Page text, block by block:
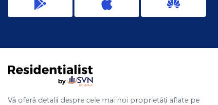
Vă oferă detalii despre cele mai noi proprietăți aflate pe